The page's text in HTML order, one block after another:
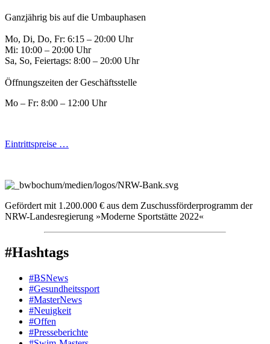
Ganzjährig bis auf die Umbauphasen
Mo, Di, Do, Fr: 6:15 – 20:00 Uhr
Mi: 10:00 – 20:00 Uhr
Sa, So, Feiertags: 8:00 – 20:00 Uhr
Öffnungszeiten der Geschäftsstelle
Mo – Fr: 8:00 – 12:00 Uhr
Eintrittspreise …
Gefördert mit 1.200.000 € aus dem Zuschussförderprogramm der
NRW-Landesregierung »Moderne Sportstätte 2022«
#Hashtags
#BSNews
#Gesundheitssport
#MasterNews
#Neuigkeit
#Offen
#Presse­berichte